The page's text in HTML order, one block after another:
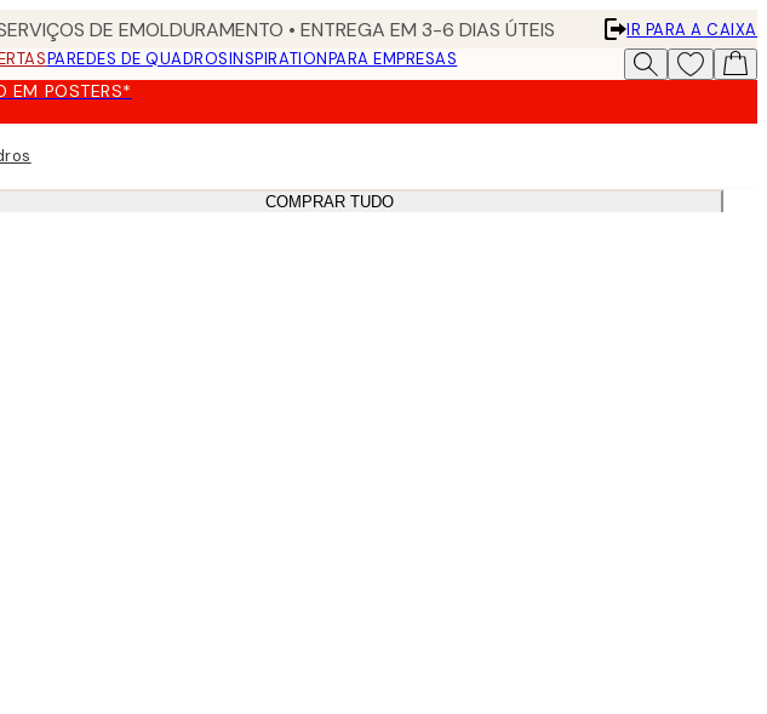
DE EMOLDURAMENTO • ENTREGA EM 3-6 DIAS ÚTEIS
IR PARA A CAIXA
PAREDES DE QUADROSINSPIRATIONPARA EMPRESAS
EM POSTERS*
COMPRAR TUDO